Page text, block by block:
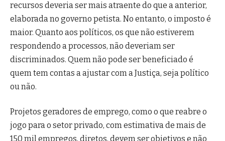
recursos deveria ser mais atraente do que a anterior,
elaborada no governo petista. No entanto, o imposto é
maior. Quanto aos políticos, os que não estiverem
respondendo a processos, não deveriam ser
discriminados. Quem não pode ser beneficiado é
quem tem contas a ajustar com a Justiça, seja político
ou não.
Projetos geradores de emprego, como o que reabre o
jogo para o setor privado, com estimativa de mais de
150 mil empregos, diretos, devem ser objetivos e não